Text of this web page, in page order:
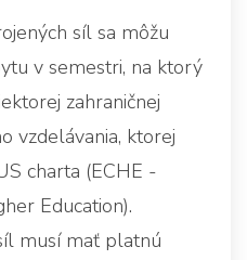
síl sa môžu
v semestri, na ktorý
zahraničnej
vzdelávania, ktorej
charta (ECHE -
Education).
musí mať platnú